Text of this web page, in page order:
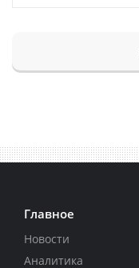
Главное
Новости
Аналитика